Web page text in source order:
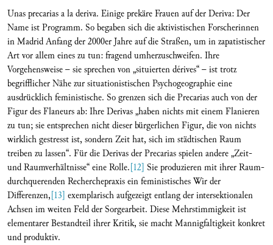
Unas precarias a la deriva. Einige prekäre Frauen auf der Deriva: Der
Name ist Programm. So begaben sich die aktivistischen Forscherinnen
in Madrid Anfang der 2000er Jahre auf die Straßen, um in zapatistischer
Art vor allem eines zu tun: fragend umherzuschweifen. Ihre
Vorgehensweise – sie sprechen von „situierten dérives“ – ist trotz
begrifflicher Nähe zur situationistischen Psychogeographie eine
ausdrücklich feministische. So grenzen sich die Precarias auch von der
Figur des Flaneurs ab: Ihre Derivas „haben nichts mit einem Flanieren
zu tun; sie entsprechen nicht dieser bürgerlichen Figur, die von nichts
wirklich gestresst ist, sondern Zeit hat, sich im städtischen Raum
treiben zu lassen“. Für die Derivas der Precarias spielen andere „Zeit-
und Raumverhältnisse“ eine Rolle.[12] Sie produzieren mit ihrer Raum-
durchquerenden Recherchepraxis ein feministisches Wir der
Differenzen,[13] exemplarisch aufgezeigt entlang der intersektionalen
Achsen im weiten Feld der Sorgearbeit. Diese Mehrstimmigkeit ist
elementarer Bestandteil ihrer Kritik, sie macht Mannigfaltigkeit konkret
und ­produktiv.